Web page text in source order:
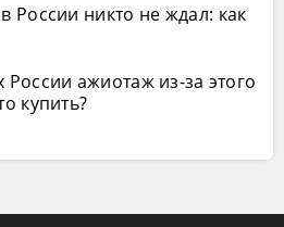
России никто не ждал: как
России ажиотаж из-за этого
купить?